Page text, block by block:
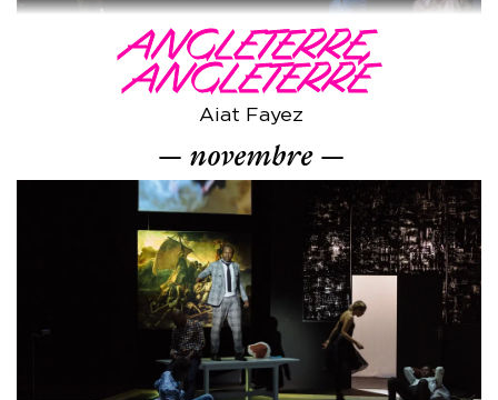
ANGLETERRE,
ANGLETERRE
Aiat Fayez
novembre